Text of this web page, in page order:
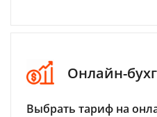
Онлайн-
Выбрать тариф на